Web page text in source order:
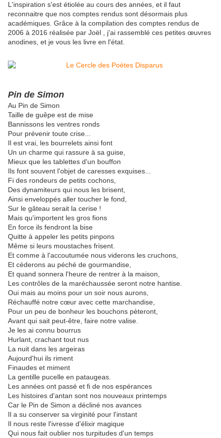
L'inspiration s'est étiolée au cours des années, et il faut
reconnaitre que nos comptes rendus sont désormais plus
académiques. Grâce à la compilation des comptes rendus de
2006 à 2016 réalisée par Joël , j'ai rassemblé ces petites œuvres
anodines, et je vous les livre en l'état.
Pin de Simon
Au Pin de Simon
Taille de guêpe est de mise
Bannissons les ventres ronds
Pour prévenir toute crise...
Il est vrai, les bourrelets ainsi font
Un un charme qui rassure à sa guise,
Mieux que les tablettes d'un bouffon
Ils font souvent l'objet de caresses exquises...
Fi des rondeurs de petits cochons,
Des dynamiteurs qui nous les brisent,
Ainsi enveloppés aller toucher le fond,
Sur le gâteau serait la cerise !
Mais qu'importent les gros fions
En force ils fendront la bise
Quitte à appeler les petits pinpons
Même si leurs moustaches frisent.
Et comme à l'accoutumée nous viderons les cruchons,
Et céderons au péché de gourmandise,
Et quand sonnera l'heure de rentrer à la maison,
Les contrôles de la maréchaussée seront notre hantise.
Oui mais au moins pour un soir nous aurons,
Réchauffé notre cœur avec cette marchandise,
Pour un peu de bonheur les bouchons pèteront,
Avant qui sait peut-être, faire notre valise.
Je les ai connu bourrus
Hurlant, crachant tout nus
La nuit dans les argeiras
Aujourd'hui ils riment
Finaudes et miment
La gentille pucelle en pataugeas.
Les années ont passé et fi de nos espérances
Les histoires d'antan sont nos nouveaux printemps
Car le Pin de Simon a décliné nos avances
Il a su conserver sa virginité pour l'instant
Il nous reste l'ivresse d'élixir magique
Qui nous fait oublier nos turpitudes d'un temps